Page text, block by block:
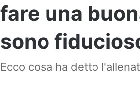
fare una
sono
Ecco cosa ha detto